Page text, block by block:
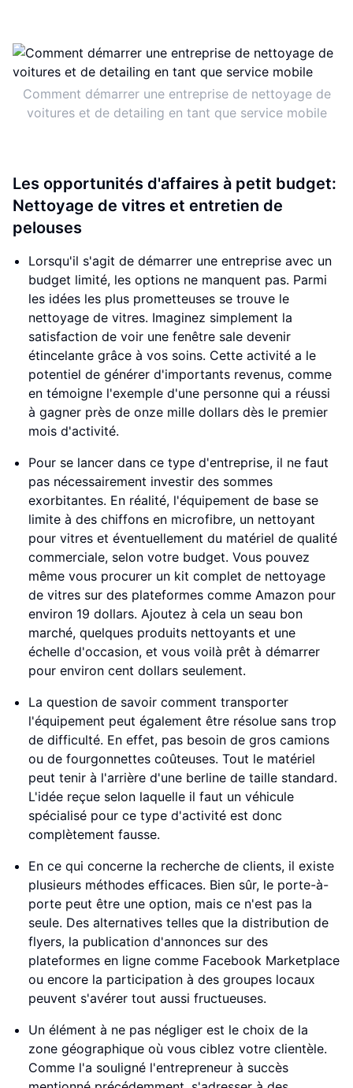
Comment démarrer une entreprise de nettoyage de
voitures et de detailing en tant que service mobile
Les opportunités d'affaires à petit budget:
Nettoyage de vitres et entretien de
pelouses
Lorsqu'il s'agit de démarrer une entreprise avec un
budget limité, les options ne manquent pas. Parmi
les idées les plus prometteuses se trouve le
nettoyage de vitres. Imaginez simplement la
satisfaction de voir une fenêtre sale devenir
étincelante grâce à vos soins. Cette activité a le
potentiel de générer d'importants revenus, comme
en témoigne l'exemple d'une personne qui a réussi
à gagner près de onze mille dollars dès le premier
mois d'activité.
Pour se lancer dans ce type d'entreprise, il ne faut
pas nécessairement investir des sommes
exorbitantes. En réalité, l'équipement de base se
limite à des chiffons en microfibre, un nettoyant
pour vitres et éventuellement du matériel de qualité
commerciale, selon votre budget. Vous pouvez
même vous procurer un kit complet de nettoyage
de vitres sur des plateformes comme Amazon pour
environ 19 dollars. Ajoutez à cela un seau bon
marché, quelques produits nettoyants et une
échelle d'occasion, et vous voilà prêt à démarrer
pour environ cent dollars seulement.
La question de savoir comment transporter
l'équipement peut également être résolue sans trop
de difficulté. En effet, pas besoin de gros camions
ou de fourgonnettes coûteuses. Tout le matériel
peut tenir à l'arrière d'une berline de taille standard.
L'idée reçue selon laquelle il faut un véhicule
spécialisé pour ce type d'activité est donc
complètement fausse.
En ce qui concerne la recherche de clients, il existe
plusieurs méthodes efficaces. Bien sûr, le porte-à-
porte peut être une option, mais ce n'est pas la
seule. Des alternatives telles que la distribution de
flyers, la publication d'annonces sur des
plateformes en ligne comme Facebook Marketplace
ou encore la participation à des groupes locaux
peuvent s'avérer tout aussi fructueuses.
Un élément à ne pas négliger est le choix de la
zone géographique où vous ciblez votre clientèle.
Comme l'a souligné l'entrepreneur à succès